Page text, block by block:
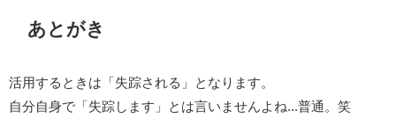
あとがき
活用するときは「失踪される」となります。
自分自身で「失踪します」とは言いませんよね...普通。笑